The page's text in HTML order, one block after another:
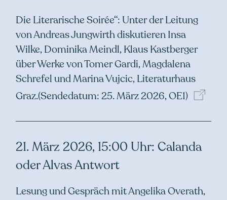
Die Literarische Soirée“: Unter der Leitung
von Andreas Jungwirth diskutieren Insa
Wilke, Dominika Meindl, Klaus Kastberger
über Werke von Tomer Gardi, Magdalena
Schrefel und Marina Vujcic, Literaturhaus
Graz.(Sendedatum: 25. März 2026,OE1)
21. März 2026, 15:00 Uhr: Calanda
oder Alvas Antwort
Lesung und Gespräch mit Angelika Overath,